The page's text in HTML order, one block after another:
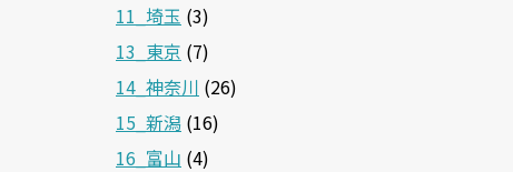
11_埼玉 (3)
13_東京 (7)
14_神奈川 (26)
15_新潟 (16)
16_富山 (4)